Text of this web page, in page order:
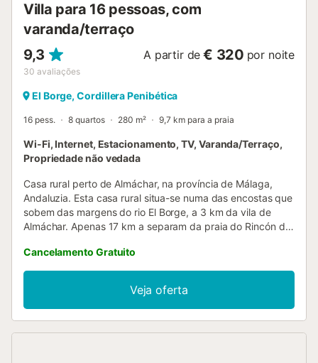
Villa para 16 pessoas, com
varanda/terraço
9,3
30 avaliações
A partir de € 320 por noite
El Borge, Cordillera Penibética
16 pess. 8 quartos 280 m² 9,7 km para a praia
Wi-Fi, Internet, Estacionamento, TV, Varanda/Terraço,
Propriedade não vedada
Casa rural perto de Almáchar, na província de Málaga,
Andaluzia. Esta casa rural situa-se numa das encostas que
sobem das margens do rio El Borge, a 3 km da vila de
Almáchar. Apenas 17 km a separam da praia do Rincón de
de praia, numa autêntica vila malaguenha, com turismo
rural, nas montanhas de Almáchar. A casa rural de dois
pisos destaca-se pela generosidade dos seus metros, com
amplos espaços para que desfrute na companhia de um
grande grupo de familiares e amigos. Para isso, dispõe de
Cancelamento Gratuito
Veja oferta